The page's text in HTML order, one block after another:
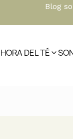
Blog
HORA DEL TÉ